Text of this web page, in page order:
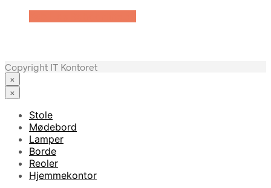
Copyright IT Kontoret
×
×
Stole
Mødebord
Lamper
Borde
Reoler
Hjemmekontor